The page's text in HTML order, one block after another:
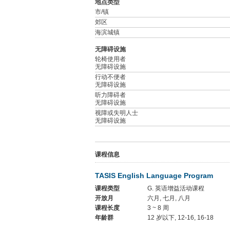
地点类型
市/镇
郊区
海滨城镇
无障碍设施
轮椅使用者
无障碍设施
行动不便者
无障碍设施
听力障碍者
无障碍设施
视障或失明人士
无障碍设施
课程信息
TASIS English Language Program
课程类型
G. 英语增益活动课程
开放月
六月, 七月, 八月
课程长度
3 ~ 8 周
年龄群
12 岁以下, 12-16, 16-18